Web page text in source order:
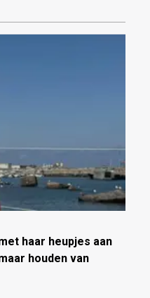
haar heupjes aan
houden van